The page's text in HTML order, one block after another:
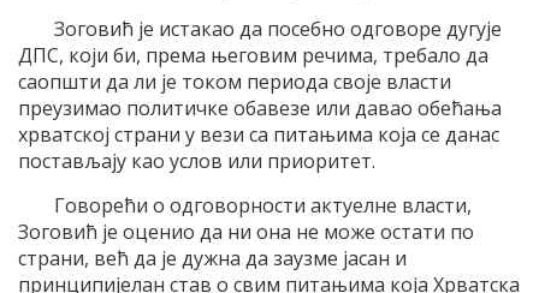
Зоговић је истакао да посебно одговоре дугује
ДПС, који би, према његовим речима, требало да
саопшти да ли је током периода своје власти
преузимао политичке обавезе или давао обећања
хрватској страни у вези са питањима која се данас
постављају као услов или приоритет.
Говорећи о одговорности актуелне власти,
Зоговић је оценио да ни она не може остати по
страни, већ да је дужна да заузме јасан и
принципијелан став о свим питањима која Хрватска